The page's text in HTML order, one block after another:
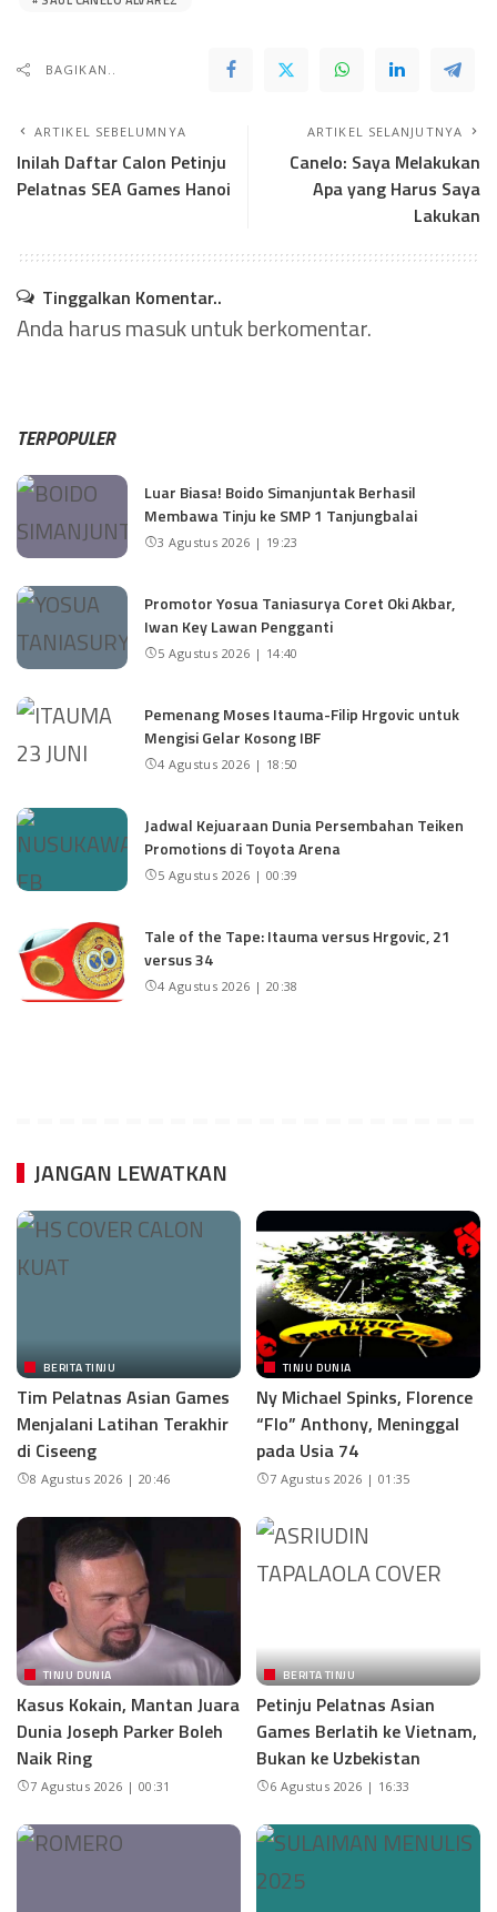
BAGIKAN..
ARTIKEL SEBELUMNYA
Inilah Daftar Calon Petinju
Pelatnas SEA Games Hanoi
ARTIKEL SELANJUTNYA
Canelo: Saya Melakukan
Apa yang Harus Saya
Lakukan
Tinggalkan Komentar..
Anda harusmasukuntuk berkomentar.
TERPOPULER
Luar Biasa! Boido Simanjuntak Berhasil
Membawa Tinju ke SMP 1 Tanjungbalai
3 Agustus 2026 | 19:23
Promotor Yosua Taniasurya Coret Oki Akbar,
Iwan Key Lawan Pengganti
5 Agustus 2026 | 14:40
Pemenang Moses Itauma-Filip Hrgovic untuk
Mengisi Gelar Kosong IBF
4 Agustus 2026 | 18:50
Jadwal Kejuaraan Dunia Persembahan Teiken
Promotions di Toyota Arena
5 Agustus 2026 | 00:39
Tale of the Tape: Itauma versus Hrgovic, 21
versus 34
4 Agustus 2026 | 20:38
JANGAN LEWATKAN
BERITA TINJU
Tim Pelatnas Asian Games
Menjalani Latihan Terakhir
di Ciseeng
8 Agustus 2026 | 20:46
TINJU DUNIA
Ny Michael Spinks, Florence
“Flo” Anthony, Meninggal
pada Usia 74
7 Agustus 2026 | 01:35
TINJU DUNIA
Kasus Kokain, Mantan Juara
Dunia Joseph Parker Boleh
Naik Ring
7 Agustus 2026 | 00:31
BERITA TINJU
Petinju Pelatnas Asian
Games Berlatih ke Vietnam,
Bukan ke Uzbekistan
6 Agustus 2026 | 16:33